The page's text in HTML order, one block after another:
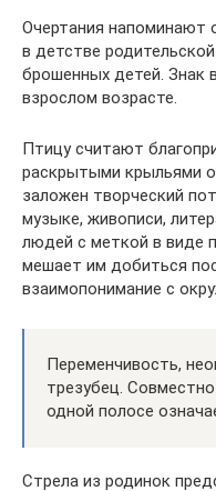
Очертания напоминают
в детстве
брошенных детей. Знак
взрослом возрасте.
Птицу считают
раскрытыми крыльями
заложен творческий
музыке, живописи,
людей с меткой в виде
мешает им добиться
взаимопонимание с
Переменчивость,
трезубец.
одной полосе
Стрела из родинок